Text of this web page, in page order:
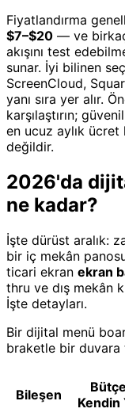
Fiyatlandırma
$7–$20 — ve
akışını test
sunar. İyi bilinen
ScreenCloud,
yanı sıra yer alır.
karşılaştırın;
en ucuz aylık
değildir.
2026'da
ne kadar?
İşte dürüst aralık:
bir iç mekân
ticari ekran ekran
thru ve dış mekân
İşte detayları.
Bir dijital menü
braketle bir
Bileşen
Kendin